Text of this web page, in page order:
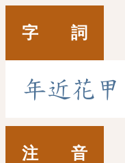
字 詞
年近花 甲
注 音